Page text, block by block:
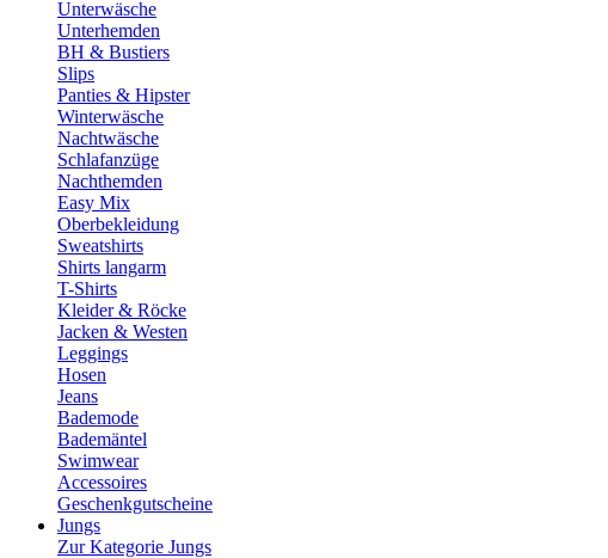
Unterwäsche
Unterhemden
BH & Bustiers
Slips
Panties & Hipster
Winterwäsche
Nachtwäsche
Schlafanzüge
Nachthemden
Easy Mix
Oberbekleidung
Sweatshirts
Shirts langarm
T-Shirts
Kleider & Röcke
Jacken & Westen
Leggings
Hosen
Jeans
Bademode
Bademäntel
Swimwear
Accessoires
Geschenkgutscheine
Jungs
Zur Kategorie Jungs